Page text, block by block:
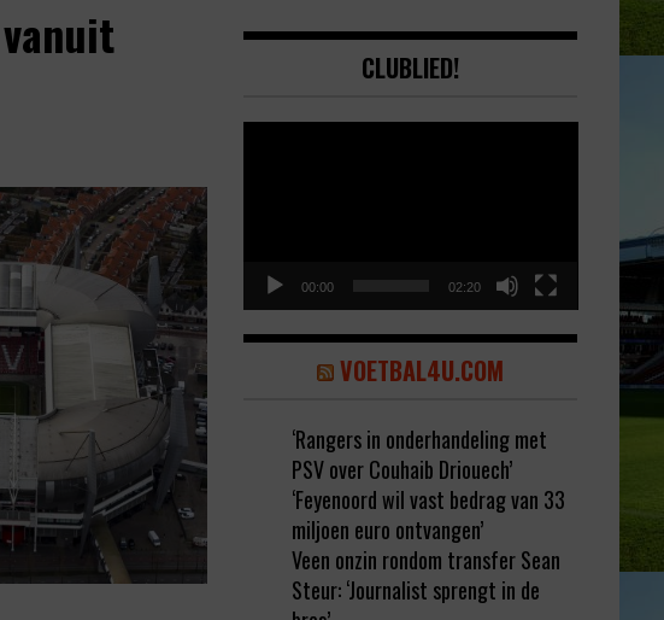
CLUBLIED!
00:00 02:20
VOETBAL4U.COM
‘Rangers in onderhandeling met
PSV over Couhaib Driouech’
‘Feyenoord wil vast bedrag van 33
miljoen euro ontvangen’
Veen onzin rondom transfer Sean
Steur: ‘Journalist sprengt in de